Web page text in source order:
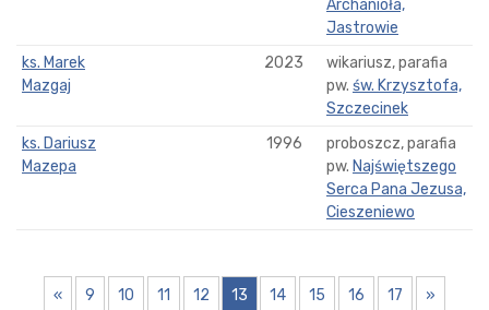
Archanioła,
Jastrowie
ks. Marek
Mazgaj
2023
wikariusz, parafia
pw. św. Krzysztofa,
Szczecinek
ks. Dariusz
Mazepa
1996
proboszcz, parafia
pw. Najświętszego
Serca Pana Jezusa,
Cieszeniewo
« 9 10 11 12 13 14 15 16 17 »